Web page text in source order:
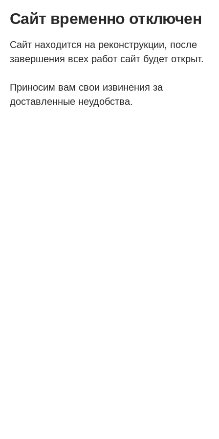
Сайт временно отключен
Сайт находится на реконструкции, после
завершения всех работ сайт будет открыт.
Приносим вам свои извинения за
доставленные неудобства.